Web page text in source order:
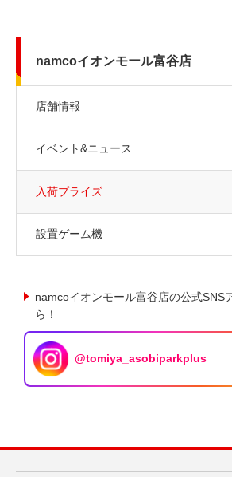
namcoイオンモール富谷店
店舗情報
イベント&ニュース
入荷プライズ
設置ゲーム機
namcoイオンモール富谷店の公式SNS
ら！
@tomiya_asobiparkplus